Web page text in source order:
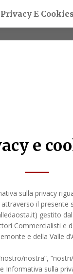
Privacy E Cookies
Home Privacy e
e
sulla privacy
il presente
gestito
Commercialisti e
e della Valle
nostra”,
Informativa sulla